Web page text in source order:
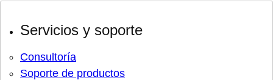
Servicios y soporte
Consultoría
Soporte de productos